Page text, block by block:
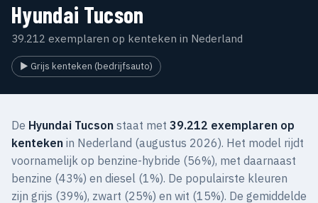
Hyundai Tucson
39.212 exemplaren op kenteken in Nederland
▶ Grijs kenteken (bedrijfsauto)
De Hyundai Tucson staat met 39.212 exemplaren op
kenteken in Nederland (augustus 2026). Het model rijdt
voornamelijk op benzine-hybride (56%), met daarnaast
benzine (43%) en diesel (1%). De populairste kleuren
zijn grijs (39%), zwart (25%) en wit (15%). De gemiddelde